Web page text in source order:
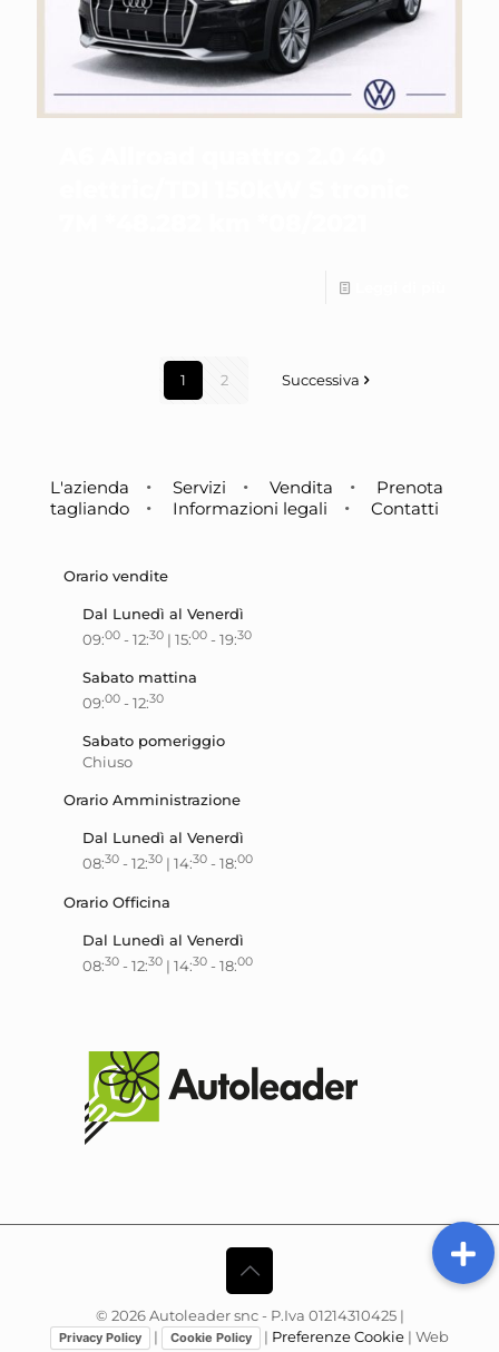
1 2 Successiva
L'azienda Servizi Vendita
Prenota
tagliando
Informazioni legali Contatti
Orario vendite
Dal Lunedì al Venerdì
09:00- 12:30| 15:00- 19:30
Sabato mattina
09:00- 12:30
Sabato pomeriggio
Chiuso
Orario Amministrazione
Dal Lunedì al Venerdì
08:30- 12:30| 14:30- 18:00
Orario Officina
Dal Lunedì al Venerdì
08:30- 12:30| 14:30- 18:00
© 2026Autoleader snc - P.Iva 01214310425 |
Privacy Policy | Cookie Policy | Preferenze Cookie | Web